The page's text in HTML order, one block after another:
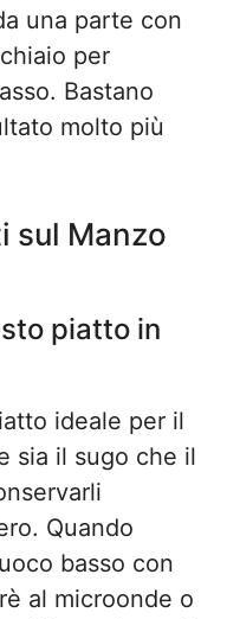
una parte con
per
Bastano
molto più
sul Manzo
piatto in
ideale per il
sia il sugo che il
Quando
basso con
al microonde o